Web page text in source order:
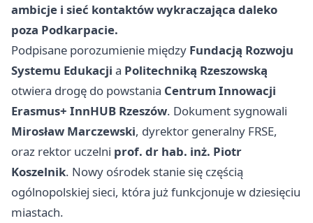
ambicje i sieć kontaktów wykraczająca daleko
poza Podkarpacie.
Podpisane porozumienie między Fundacją Rozwoju
Systemu Edukacji a Politechniką Rzeszowską
otwiera drogę do powstania Centrum Innowacji
Erasmus+ InnHUB Rzeszów. Dokument sygnowali
Mirosław Marczewski, dyrektor generalny FRSE,
oraz rektor uczelni prof. dr hab. inż. Piotr
Koszelnik. Nowy ośrodek stanie się częścią
ogólnopolskiej sieci, która już funkcjonuje w dziesięciu
miastach.